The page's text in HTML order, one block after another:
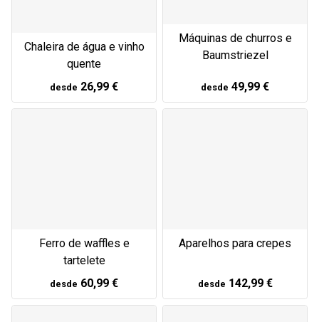
Chaleira de água e vinho
quente
desde 26,99 €
Máquinas de churros e
Baumstriezel
desde 49,99 €
Ferro de waffles e
tartelete
desde 60,99 €
Aparelhos para crepes
desde 142,99 €